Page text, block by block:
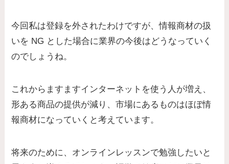
今回私は登録を外されたわけですが、情報商材の扱
いを NG とした場合に業界の今後はどうなっていく
のでしょうね。
これからますますインターネットを使う人が増え、
形ある商品の提供が減り、市場にあるものはほぼ情
報商材になっていく と考えています。
将来のために、オンラインレッスンで勉強したいと